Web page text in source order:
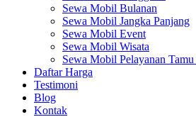
Sewa Mobil Bulanan
Sewa Mobil Jangka Panjang
Sewa Mobil Event
Sewa Mobil Wisata
Sewa Mobil Pelayanan Tamu
Daftar Harga
Testimoni
Blog
Kontak